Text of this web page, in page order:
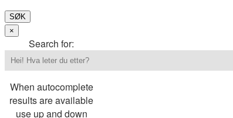
SØK
×
Search for:
When autocomplete
results are available
use up and down